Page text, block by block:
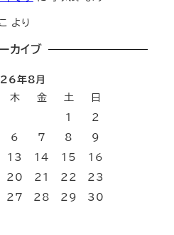
より
カイブ
年8月
木 金 土
日
1
2
6 7 8
9
13 14 15
16
20 21 22
23
27 28 29
30